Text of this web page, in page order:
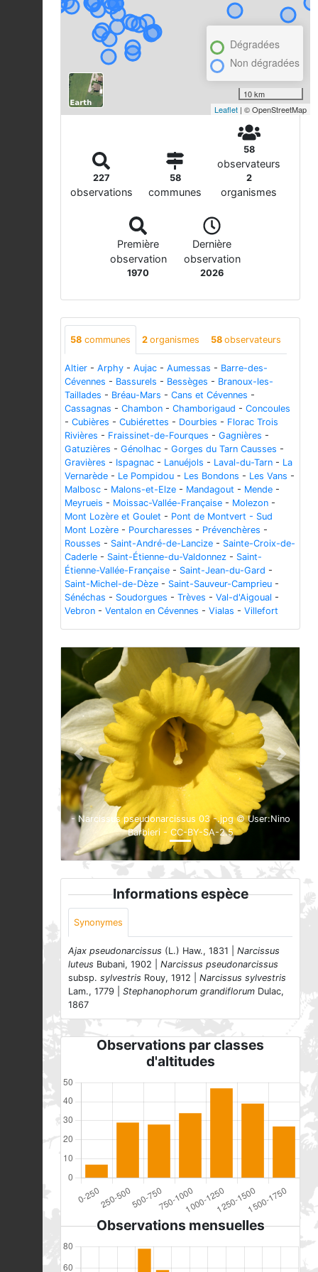
Dégradées
Non dégradées
10 km
Leaflet | © OpenStreetMap
227
observations
58
communes
58
observateurs
2
organismes
Première
observation
1970
Dernière
observation
2026
58 communes 2 organismes 58 observateurs
Altier - Arphy - Aujac - Aumessas - Barre-des-
Cévennes - Bassurels - Bessèges - Branoux-les-
Taillades - Bréau-Mars - Cans et Cévennes -
Cassagnas - Chambon - Chamborigaud - Concoules
- Cubières - Cubiérettes - Dourbies - Florac Trois
Rivières - Fraissinet-de-Fourques - Gagnières -
Gatuzières - Génolhac - Gorges du Tarn Causses -
Gravières - Ispagnac - Lanuéjols - Laval-du-Tarn - La
Vernarède - Le Pompidou - Les Bondons - Les Vans -
Malbosc - Malons-et-Elze - Mandagout - Mende -
Meyrueis - Moissac-Vallée-Française - Molezon -
Mont Lozère et Goulet - Pont de Montvert - Sud
Mont Lozère - Pourcharesses - Prévenchères -
Rousses - Saint-André-de-Lancize - Sainte-Croix-de-
Caderle - Saint-Étienne-du-Valdonnez - Saint-
Étienne-Vallée-Française - Saint-Jean-du-Gard -
Saint-Michel-de-Dèze - Saint-Sauveur-Camprieu -
Sénéchas - Soudorgues - Trèves - Val-d'Aigoual -
Vebron - Ventalon en Cévennes - Vialas - Villefort
- Narcissus pseudonarcissus 03 -.jpg © User:Nino
Barbieri - CC-BY-SA-2.5
Previous Next
Informations espèce
Synonymes
Ajax pseudonarcissus (L.) Haw., 1831 | Narcissus
luteus Bubani, 1902 | Narcissus pseudonarcissus
subsp. sylvestris Rouy, 1912 | Narcissus sylvestris
Lam., 1779 | Stephanophorum grandiflorum Dulac,
1867
Observations par classes
d'altitudes
Observations mensuelles